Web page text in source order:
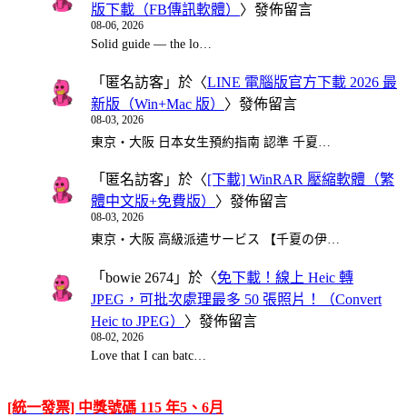
版下載（FB傳訊軟體） 〉發佈留言
08-06, 2026
Solid guide — the lo…
「 匿名訪客 」於〈LINE 電腦版官方下載 2026 最
新版（Win+Mac 版） 〉發佈留言
08-03, 2026
東京・大阪 日本女生預約指南 認準 千夏…
「 匿名訪客 」於〈[下載] WinRAR 壓縮軟體（繁
體中文版+免費版） 〉發佈留言
08-03, 2026
東京・大阪 高級派遣サービス 【千夏の伊…
「 bowie 2674 」於〈免下載！線上 Heic 轉
JPEG，可批次處理最多 50 張照片！（Convert
Heic to JPEG） 〉發佈留言
08-02, 2026
Love that I can batc…
[統一發票] 中獎號碼 115 年5、6月